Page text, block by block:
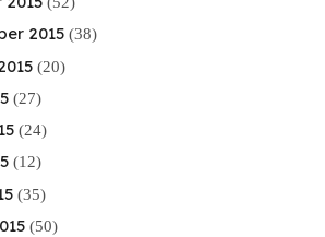
2015 (38)
(20)
(27)
(24)
(12)
(35)
(50)